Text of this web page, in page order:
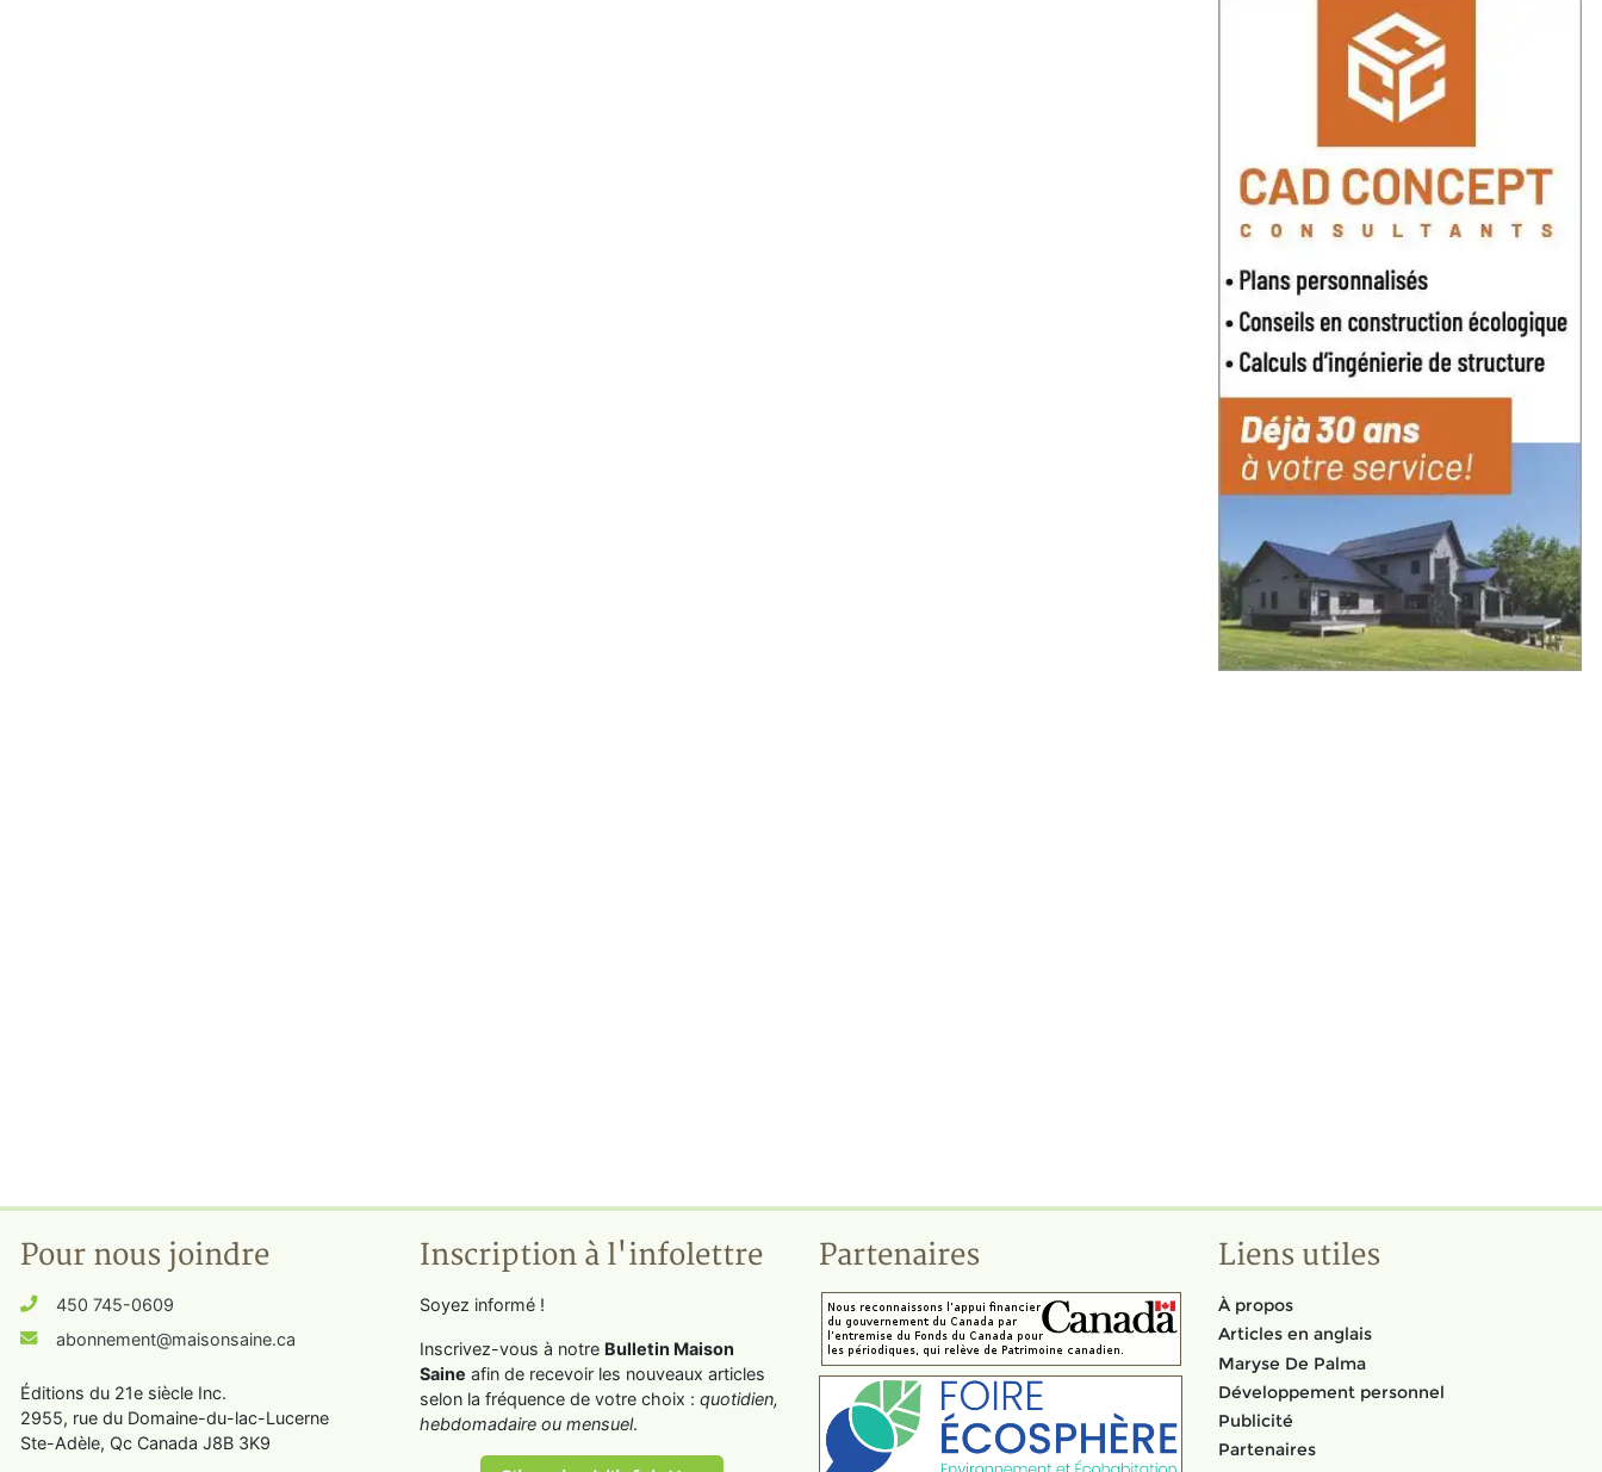
Pour nous joindre
450 745-0609
abonnement@maisonsaine.ca
Éditions du 21e siècle Inc.
2955, rue du Domaine-du-lac-Lucerne
Ste-Adèle, Qc Canada J8B 3K9
Inscription à l'infolettre
Soyez informé !
Inscrivez-vous à notre Bulletin Maison
Saine afin de recevoir les nouveaux articles
selon la fréquence de votre choix : quotidien,
hebdomadaire ou mensuel.
Partenaires Liens utiles
À propos
Articles en anglais
Maryse De Palma
Développement personnel
Publicité
Partenaires